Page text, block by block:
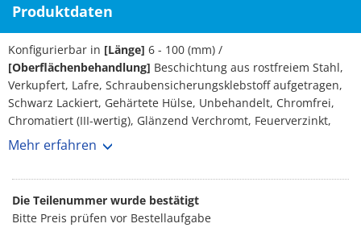
Produktdaten
Konfigurierbar in [Länge] 6 - 100 (mm) /
[Oberflächenbehandlung] Beschichtung aus rostfreiem Stahl,
Verkupfert, Lafre, Schraubensicherungsklebstoff aufgetragen,
Schwarz Lackiert, Gehärtete Hülse, Unbehandelt, Chromfrei,
Chromatiert (III-wertig), Glänzend Verchromt, Feuerverzinkt,
Chromatiert, Vernickelt, Verchromt, Dacrometisiert, GeoMet-
Brauchen Sie neue Kombischrauben? Dann sehen Sie sich
Mehr erfahren
Die Teilenummer wurde bestätigt
Bitte Preis prüfen vor Bestellaufgabe